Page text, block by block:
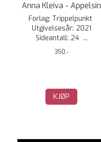
Anna Kleiva - Appelsin
Forlag: Trippelpunkt
Utgivelsesår: 2021
Sideantall: 24 ...
350,-
KJØP